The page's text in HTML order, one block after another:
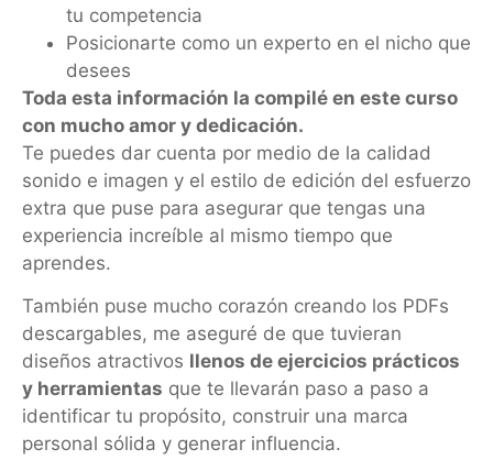
tu competencia
Posicionarte como un experto en el nicho que
desees
Toda esta información la compilé en este curso
con mucho amor y dedicación.
Te puedes dar cuenta por medio de la calidad
sonido e imagen y el estilo de edición del esfuerzo
extra que puse para asegurar que tengas una
experiencia increíble al mismo tiempo que
aprendes.
También puse mucho corazón creando los PDFs
descargables, me aseguré de que tuvieran
diseños atractivos llenos de ejercicios prácticos
y herramientas que te llevarán paso a paso a
identificar tu propósito, construir una marca
personal sólida y generar influencia.